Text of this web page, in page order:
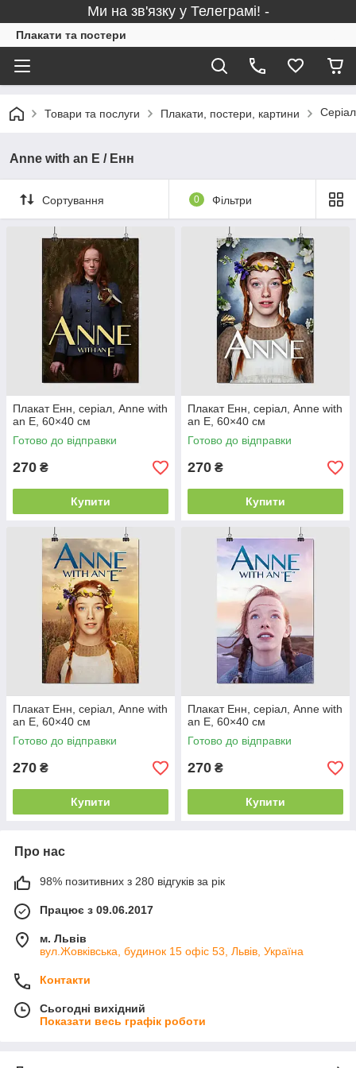
Ми на зв'язку у Телеграмі! -
Плакати та постери
Товари та послуги Плакати, постери, картини
Anne with an E / Енн
Сортування 0 Фільтри
Плакат Енн, серіал, Anne with
an E, 60×40 см
Готово до відправки
270 ₴
Купити
Плакат Енн, серіал, Anne with
an E, 60×40 см
Готово до відправки
270 ₴
Купити
Плакат Енн, серіал, Anne with
an E, 60×40 см
Готово до відправки
270 ₴
Купити
Плакат Енн, серіал, Anne with
an E, 60×40 см
Готово до відправки
270 ₴
Купити
Про нас
98% позитивних з 280 відгуків за рік
Працює з 09.06.2017
м. Львів
вул.Жовківська, будинок 15 офіс 53, Львів, Україна
Контакти
Сьогодні вихідний
Показати весь графік роботи